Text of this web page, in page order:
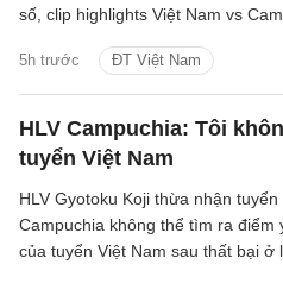
5h trước ĐT Việt Nam
số, clip highlights Việt Nam vs
huống trên sân.
HLV Campuchia: Tôi
tuyển Việt Nam
HLV Gyotoku Koji thừa nhận tuyển
Campuchia không thể tìm ra điểm
của tuyển Việt Nam sau thất bại ở